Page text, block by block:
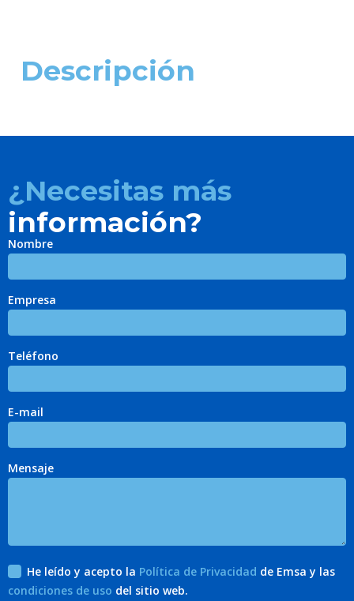
Descripción
¿Necesitas más
información?
Nombre
Empresa
Teléfono
E-mail
Mensaje
He leído y acepto la Política de Privacidad de Emsa y las
condiciones de uso del sitio web.